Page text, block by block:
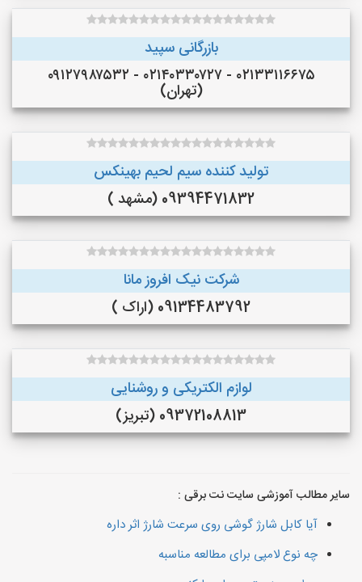
بازرگانی سپید
۰۲۱۳۳۱۱۶۶۷۵ - ۰۲۱۴۰۳۳۰۷۲۷ - ۰۹۱۲۷۹۸۷۵۳۲
(تهران)
تولید کننده سیم لحیم بهینکس
09394471832 (مشهد )
شرکت نیک افروز مانا
09134483792 (اراک )
لوازم الکتریکی و روشنایی
09372108813 (تبریز)
سایر مطالب آموزشی سایت نت برقی :
آیا کابل شارژ گوشی روی سرعت شارژ اثر داره
چه نوع لامپی برای مطالعه مناسبه